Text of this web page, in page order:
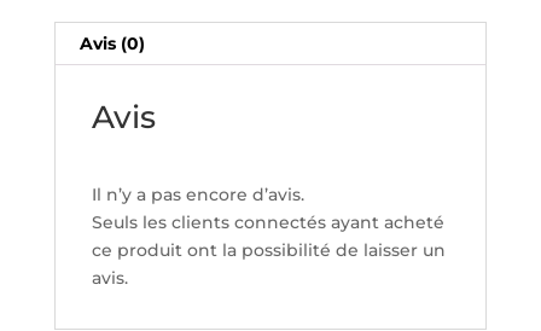
PHOSPHORE
BRONZE
Avis (0)
Avis
Il n’y a pas encore d’avis.
Seuls les clients connectés ayant acheté
ce produit ont la possibilité de laisser un
avis.